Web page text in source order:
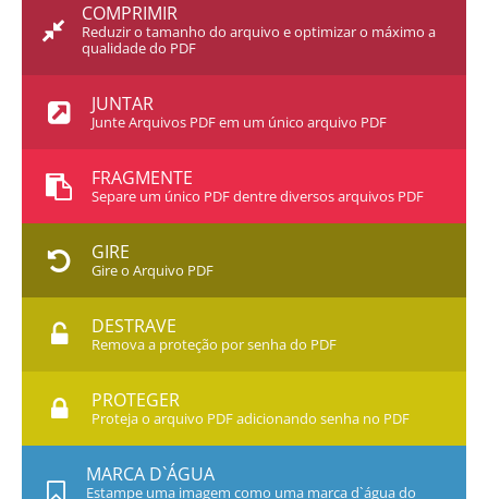
COMPRIMIR
Reduzir o tamanho do arquivo e optimizar o máximo a
qualidade do PDF
JUNTAR
Junte Arquivos PDF em um único arquivo PDF
FRAGMENTE
Separe um único PDF dentre diversos arquivos PDF
GIRE
Gire o Arquivo PDF
DESTRAVE
Remova a proteção por senha do PDF
PROTEGER
Proteja o arquivo PDF adicionando senha no PDF
MARCA D`ÁGUA
Estampe uma imagem como uma marca d`água do